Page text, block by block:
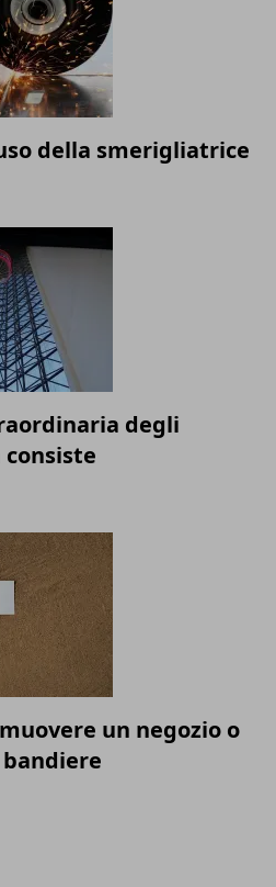
della smerigliatrice
degli
consiste
un negozio o
bandiere